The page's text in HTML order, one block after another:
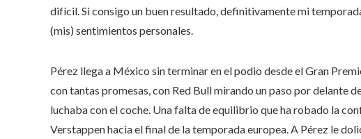
difícil. Si consigo un buen resultado, definitivamente mi
(mis) sentimientos personales.
Pérez llega a México sin terminar en el podio desde el Gran
con tantas promesas, con Red Bull mirando un paso por delante
luchaba con el coche. Una falta de equilibrio que ha robado la
Verstappen hacia el final de la temporada europea. A Pérez le